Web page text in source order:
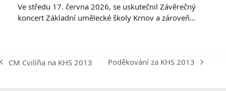
Ve středu 17. června 2026, se uskutečnil Závěrečný
koncert Základní umělecké školy Krnov a zároveň…
previous
CM Cvilíňa na KHS 2013
next
Poděkování za KHS 2013